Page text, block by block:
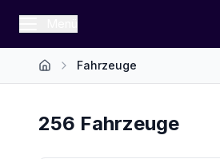
StartseiteFahrzeuge
256 Fahrzeuge